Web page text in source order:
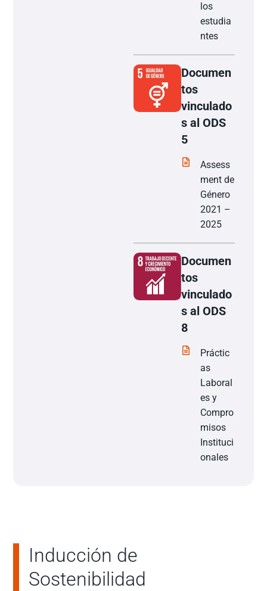
los
estudia
ntes
Documen
tos
vinculado
s al ODS
5
Assess
ment de
Género
2021 –
2025
Documen
tos
vinculado
s al ODS
8
Práctic
as
Laboral
es y
Compro
misos
Instituci
onales
Inducción de
Sostenibilidad